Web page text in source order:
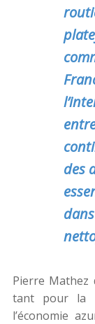
des
Pierre Mathez
tant pour la
l’économie